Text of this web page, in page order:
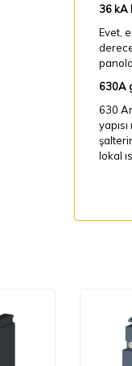
36 kA
Evet,
630A
630
lokal